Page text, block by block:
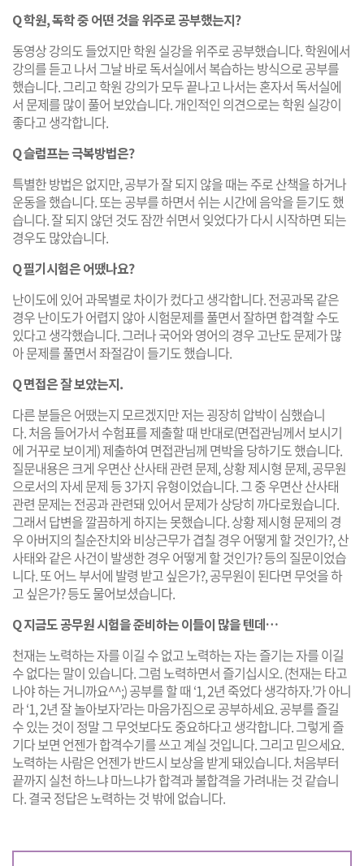
Q 학원, 독학 중 어떤 것을 위주로 공부했는지?
동영상 강의도 들었지만 학원 실강을 위주로 공부했습니다. 학원에서
강의를 듣고 나서 그날 바로 독서실에서 복습하는 방식으로 공부를
했습니다. 그리고 학원 강의가 모두 끝나고 나서는 혼자서 독서실에
서 문제를 많이 풀어 보았습니다. 개인적인 의견으로는 학원 실강이
좋다고 생각합니다.
Q 슬럼프는 극복방법은?
특별한 방법은 없지만, 공부가 잘 되지 않을 때는 주로 산책을 하거나
운동을 했습니다. 또는 공부를 하면서 쉬는 시간에 음악을 듣기도 했
습니다. 잘 되지 않던 것도 잠깐 쉬면서 잊었다가 다시 시작하면 되는
경우도 많았습니다.
Q 필기시험은 어땠나요?
난이도에 있어 과목별로 차이가 컸다고 생각합니다. 전공과목 같은
경우 난이도가 어렵지 않아 시험문제를 풀면서 잘하면 합격할 수도
있다고 생각했습니다. 그러나 국어와 영어의 경우 고난도 문제가 많
아 문제를 풀면서 좌절감이 들기도 했습니다.
Q 면접은 잘 보았는지.
다른 분들은 어땠는지 모르겠지만 저는 굉장히 압박이 심했습니
다. 처음 들어가서 수험표를 제출할 때 반대로(면접관님께서 보시기
에 거꾸로 보이게) 제출하여 면접관님께 면박을 당하기도 했습니다.
질문내용은 크게 우면산 산사태 관련 문제, 상황 제시형 문제, 공무원
으로서의 자세 문제 등 3가지 유형이었습니다. 그 중 우면산 산사태
관련 문제는 전공과 관련돼 있어서 문제가 상당히 까다로웠습니다.
그래서 답변을 깔끔하게 하지는 못했습니다. 상황 제시형 문제의 경
우 아버지의 칠순잔치와 비상근무가 겹칠 경우 어떻게 할 것인가?, 산
사태와 같은 사건이 발생한 경우 어떻게 할 것인가? 등의 질문이었습
니다. 또 어느 부서에 발령 받고 싶은가?, 공무원이 된다면 무엇을 하
고 싶은가? 등도 물어보셨습니다.
Q 지금도 공무원 시험을 준비하는 이들이 많을 텐데…
천재는 노력하는 자를 이길 수 없고 노력하는 자는 즐기는 자를 이길
수 없다는 말이 있습니다. 그럼 노력하면서 즐기십시오. (천재는 타고
나야 하는 거니까요^^;) 공부를 할 때 ‘1, 2년 죽었다 생각하자.’가 아니
라 ‘1, 2년 잘 놀아보자’라는 마음가짐으로 공부하세요. 공부를 즐길
수 있는 것이 정말 그 무엇보다도 중요하다고 생각합니다. 그렇게 즐
기다 보면 언젠가 합격수기를 쓰고 계실 것입니다. 그리고 믿으세요.
노력하는 사람은 언젠가 반드시 보상을 받게 돼있습니다. 처음부터
끝까지 실천 하느냐 마느냐가 합격과 불합격을 가려내는 것 같습니
다. 결국 정답은 노력하는 것 밖에 없습니다.